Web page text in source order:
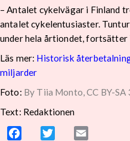
– Antalet cykelvägar i Finland
antalet cykelentusiaster.
under hela årtiondet, fortsätter
Läs mer: Historisk
miljarder
Foto: By Tiia Monto, CC BY-SA
Text: Redaktionen
Facebook Twitter